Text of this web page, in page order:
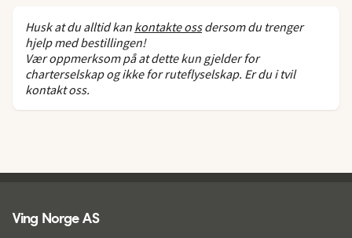
Husk at du alltid kan kontakte ossdersom du trenger
hjelp med bestillingen!
Vær oppmerksom på at dette kun gjelder for
charterselskap og ikke for ruteflyselskap. Er du i tvil
kontakt oss.
Ving Norge AS